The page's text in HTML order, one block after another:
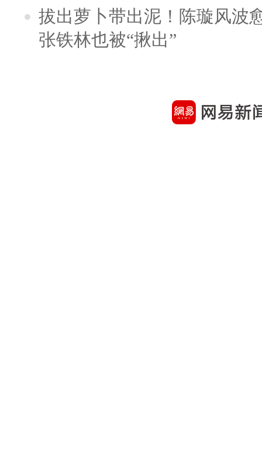
拔出萝卜带出泥！陈璇风波
张铁林也被“揪出”